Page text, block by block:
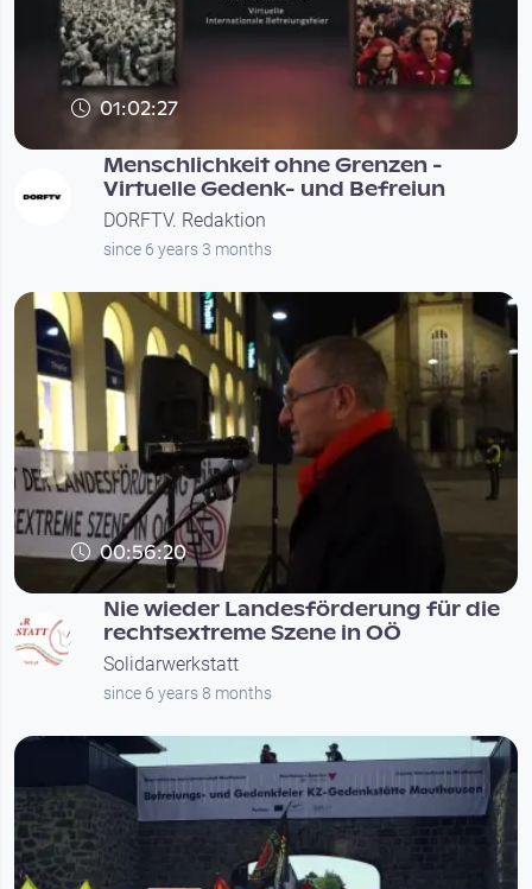
01:02:27
Menschlichkeit ohne Grenzen -
Virtuelle Gedenk- und Befreiun
DORFTV. Redaktion
since 6 years 3 months
00:56:20
Nie wieder Landesförderung für die
rechtsextreme Szene in OÖ
Solidarwerkstatt
since 6 years 8 months